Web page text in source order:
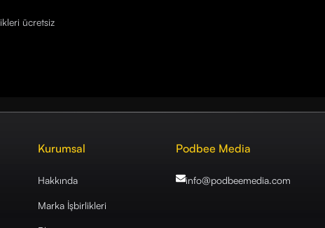
ücretsiz
Kurumsal
Hakkında
Marka İşbirlikleri
Podbee Media
info@podbeemedia.com